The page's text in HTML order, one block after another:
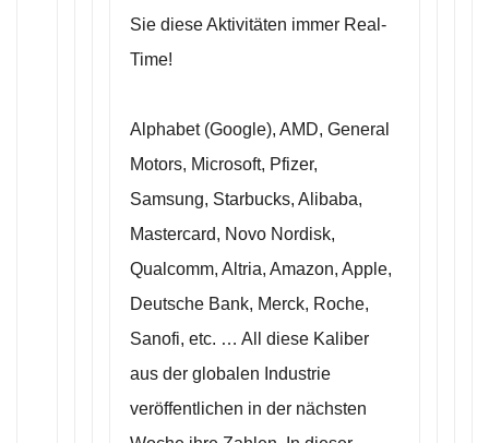
Sie diese Aktivitäten immer Real-
Time!
Alphabet (Google), AMD, General
Motors, Microsoft, Pfizer,
Samsung, Starbucks, Alibaba,
Mastercard, Novo Nordisk,
Qualcomm, Altria, Amazon, Apple,
Deutsche Bank, Merck, Roche,
Sanofi, etc. … All diese Kaliber
aus der globalen Industrie
veröffentlichen in der nächsten